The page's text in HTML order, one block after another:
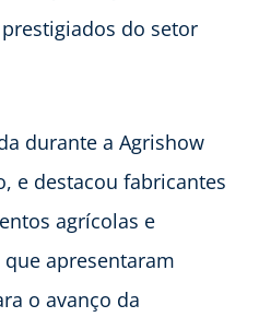
do setor
durante a Agrishow
e destacou fabricantes
agrícolas e
apresentaram
o avanço da